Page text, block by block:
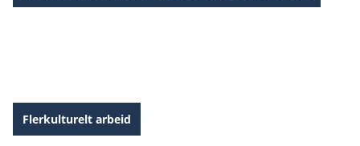
Flerkulturelt arbeid